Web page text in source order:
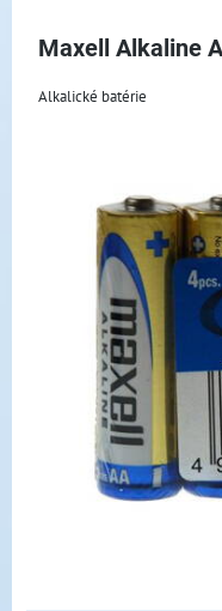
Maxell Alkaline
Alkalické batérie